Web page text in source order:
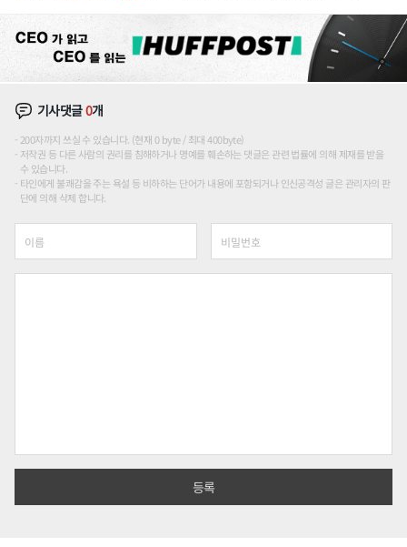
기사댓글0개
200자까지 쓰실 수 있습니다. (현재 0 byte / 최대 400byte)
저작권 등 다른 사람의 권리를 침해하거나 명예를 훼손하는 댓글은 관련 법률에 의해 제재를 받을
수 있습니다.
타인에게 불쾌감을 주는 욕설 등 비하하는 단어가 내용에 포함되거나 인신공격성 글은 관리자의 판
단에 의해 삭제 합니다.